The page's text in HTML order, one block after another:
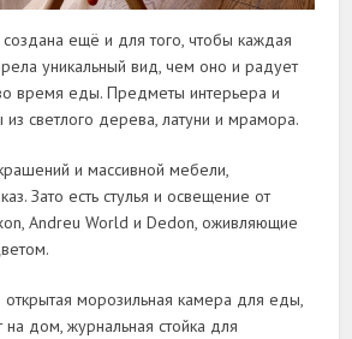
ещё и для того, чтобы каждая
уникальный вид, чем оно и радует
время еды. Предметы интерьера и
из светлого дерева, латуни и мрамора.
и массивной мебели,
Зато есть стулья и освещение от
Andreu World и Dedon, оживляющие
открытая морозильная камера для еды,
на дом, журнальная стойка для